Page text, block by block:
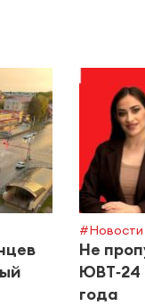
#Новости
Не
ЮВТ‑24
года